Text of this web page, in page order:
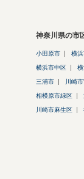
神奈川県の市
小田原市 横
横浜市中区
三浦市 川崎
相模原市緑区
川崎市麻生区